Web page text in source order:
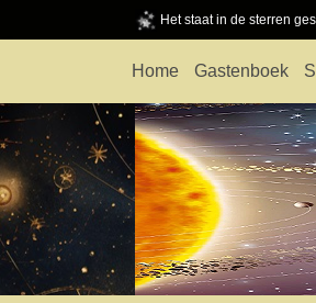
Het staat in de sterren
Home Gastenboek